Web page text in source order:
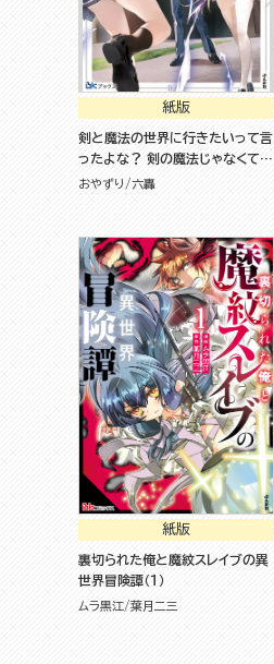
紙版
剣と魔法の世界に行きたいって言
ったよな？ 剣の魔法じゃなくて
さ？ ～ギフト「剣魔法」でゲーム世
おやずり 六轟
紙版
裏切られた俺と魔紋スレイブの異
世界冒険譚（１）
ムラ黒江 葉月二三